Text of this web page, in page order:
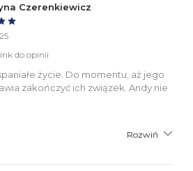
Czerenkiewicz
do opinii
życie. Do momentu, aż jego
zakończyć ich związek. Andy nie
Rozwiń